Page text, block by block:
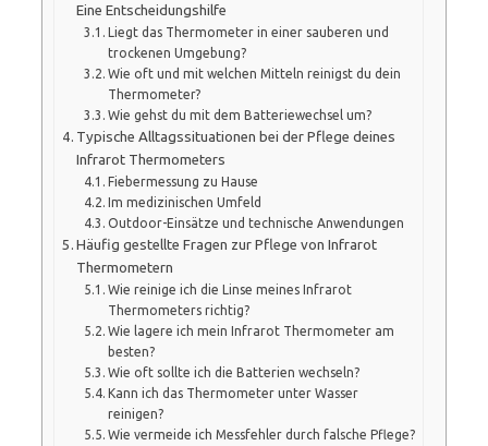
Eine Entscheidungshilfe
Liegt das Thermometer in einer sauberen und
trockenen Umgebung?
Wie oft und mit welchen Mitteln reinigst du dein
Thermometer?
Wie gehst du mit dem Batteriewechsel um?
Typische Alltagssituationen bei der Pflege deines
Infrarot Thermometers
Fiebermessung zu Hause
Im medizinischen Umfeld
Outdoor-Einsätze und technische Anwendungen
Häufig gestellte Fragen zur Pflege von Infrarot
Thermometern
Wie reinige ich die Linse meines Infrarot
Thermometers richtig?
Wie lagere ich mein Infrarot Thermometer am
besten?
Wie oft sollte ich die Batterien wechseln?
Kann ich das Thermometer unter Wasser
reinigen?
Wie vermeide ich Messfehler durch falsche Pflege?